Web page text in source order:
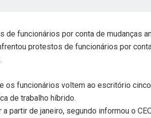
de funcionários por conta de mudanças
protestos de funcionários por
os funcionários voltem ao escritório
de trabalho híbrido.
partir de janeiro, segundo informou o